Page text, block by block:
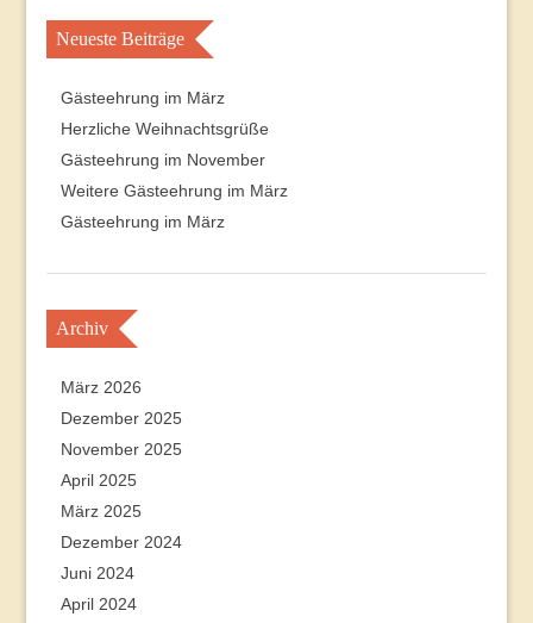
Neueste Beiträge
Gästeehrung im März
Herzliche Weihnachtsgrüße
Gästeehrung im November
Weitere Gästeehrung im März
Gästeehrung im März
Archiv
März 2026
Dezember 2025
November 2025
April 2025
März 2025
Dezember 2024
Juni 2024
April 2024